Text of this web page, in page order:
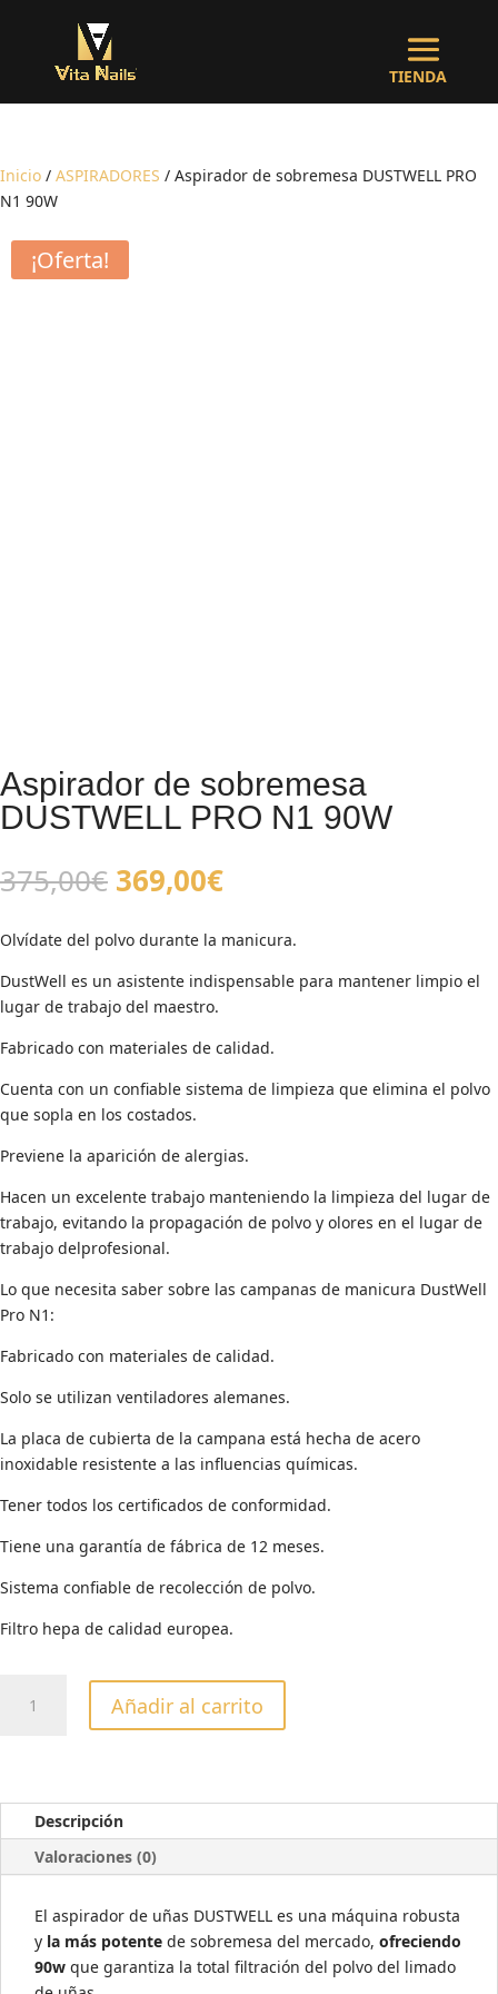
Inicio / ASPIRADORES / Aspirador de sobremesa DUSTWELL PRO
N1 90W
¡Oferta!
Aspirador de sobremesa
DUSTWELL PRO N1 90W
375,00€ El
precio
original
era:
375,00€.
369,00€El
actual
es:
369,00€.
Olvídate del polvo durante la manicura.
DustWell es un asistente indispensable para mantener limpio el
lugar de trabajo del maestro.
Fabricado con materiales de calidad.
Cuenta con un confiable sistema de limpieza que elimina el polvo
que sopla en los costados.
Previene la aparición de alergias.
Hacen un excelente trabajo manteniendo la limpieza del lugar de
trabajo, evitando la propagación de polvo y olores en el lugar de
trabajo delprofesional.
Lo que necesita saber sobre las campanas de manicura DustWell
Pro N1:
Fabricado con materiales de calidad.
Solo se utilizan ventiladores alemanes.
La placa de cubierta de la campana está hecha de acero
inoxidable resistente a las influencias químicas.
Tener todos los certificados de conformidad.
Tiene una garantía de fábrica de 12 meses.
Sistema confiable de recolección de polvo.
Filtro hepa de calidad europea.
90W
cantidad
Añadir al carrito
Descripción
Valoraciones (0)
El aspirador de uñas DUSTWELL es una máquina robusta
y la más potente de sobremesa del mercado, ofreciendo
90w que garantiza la total filtración del polvo del limado